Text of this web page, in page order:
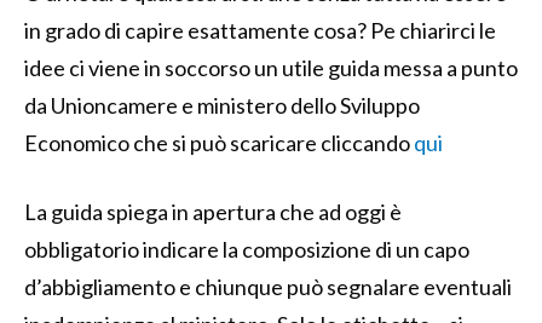
in grado di capire esattamente cosa? Pe chiarirci le
idee ci viene in soccorso un utile guida messa a punto
da Unioncamere e ministero dello Sviluppo
Economico che si può scaricare cliccandoqui
La guida spiega in apertura che ad oggi è
obbligatorio indicare la composizione di un capo
d’abbigliamento e chiunque può segnalare eventuali